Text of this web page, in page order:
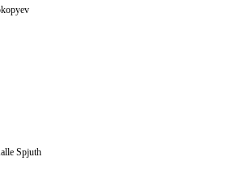
Spjuth